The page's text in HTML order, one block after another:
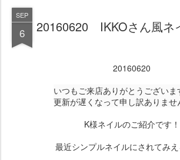
SEP
6 20160620 IKKOさん風
20160620
いつもご来店ありがとうござい
更新が遅くなって申し訳ありませ
K様ネイルのご紹介です！
最近シンプルネイルにされてみ